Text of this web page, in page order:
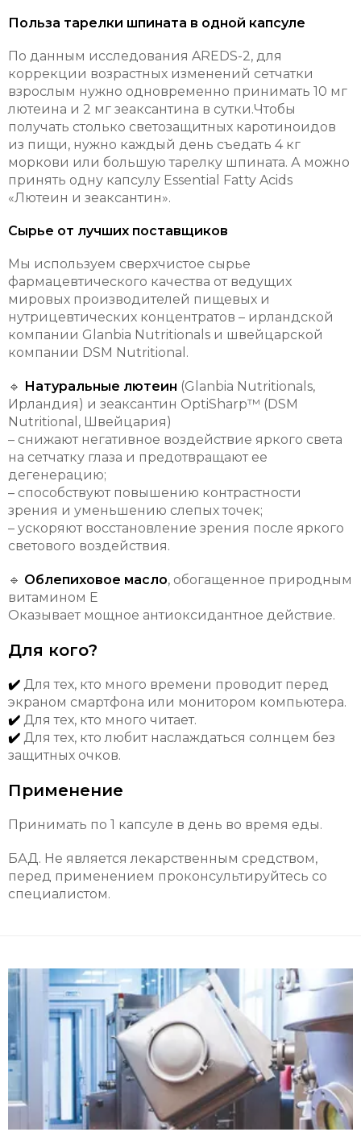
Польза тарелки шпината в одной капсуле
По данным исследования AREDS-2, для
коррекции возрастных изменений сетчатки
взрослым нужно одновременно принимать 10 мг
лютеина и 2 мг зеаксантина в сутки.Чтобы
получать столько светозащитных каротиноидов
из пищи, нужно каждый день съедать 4 кг
моркови или большую тарелку шпината. А можно
принять одну капсулу Essential Fatty Acids
«Лютеин и зеаксантин».
Сырье от лучших поставщиков
Мы используем сверхчистое сырье
фармацевтического качества от ведущих
мировых производителей пищевых и
нутрицевтических концентратов – ирландской
компании Glanbia Nutritionals и швейцарской
компании DSM Nutritional.
🔹 Натуральные лютеин (Glanbia Nutritionals,
Ирландия) и зеаксантин OptiSharp™ (DSM
Nutritional, Швейцария)
– снижают негативное воздействие яркого света
на сетчатку глаза и предотвращают ее
дегенерацию;
– способствуют повышению контрастности
зрения и уменьшению слепых точек;
– ускоряют восстановление зрения после яркого
светового воздействия.
🔹 Облепиховое масло, обогащенное природным
витамином Е
Оказывает мощное антиоксидантное действие.
Для кого?
✔️ Для тех, кто много времени проводит перед
экраном смартфона или монитором компьютера.
✔️ Для тех, кто много читает.
✔️ Для тех, кто любит наслаждаться солнцем без
защитных очков.
Применение
Принимать по 1 капсуле в день во время еды.
БАД. Не является лекарственным средством,
перед применением проконсультируйтесь со
специалистом.